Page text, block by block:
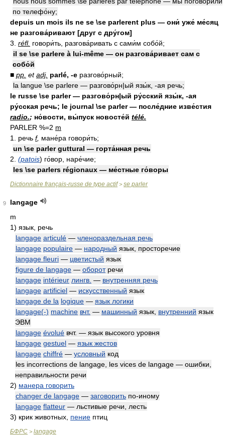
по телефо́ну;
depuis un mois ils ne se \se parlerent plus — они́ уже́ ме́сяц
не разгова́ривают [друг с дру́гом]
3. réfl. говори́ть, разгова́ривать с сами́м собо́й;
il se \se parlere à lui-même — он разгова́ривает сам с
собо́й
■ pp. etadj. parlé, -e разгово́рный;
la langue \se parlere — разгово́рн|ый язы́к, -ая речь;
le russe \se parler — разгово́рн|ый ру́сский язы́к, -ая
ру́сская речь; le journal \se parler — после́дние изве́стия
radio.; но́вости, вы́пуск новосте́й télé.
PARLER %=2 m
1. речь f, мане́ра говори́ть;
un \se parler guttural — горта́нная речь
2. (patois) го́вор, наре́чие;
les \se parlers régionaux — ме́стные го́воры
Dictionnaire français-russe de type actif> se parler
9
langage
m
1) язык, речь
langage articulé — членораздельная речь
langage populaire — народный язык, просторечие
langage fleuri — цветистый язык
figure de langage — оборотречи
langage intérieur лингв. — внутренняя речь
langage artificiel — искусственный язык
langage de la logique — язык логики
langage(-) machine вчт. — машинный язык, внутренний язык
ЭВМ
langage évolué вчт. — язык высокого уровня
langage gestuel — язык жестов
langage chiffré — условный код
les incorrections de langage, les vices de langage — ошибки,
неправильности речи
2) манера говорить
changer de langage — заговорить по-иному
langage flatteur — льстивые речи, лесть
3) крик животных, пение птиц
БФРС > langage